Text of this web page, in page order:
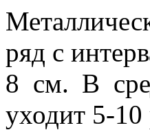
ряд с
8 см. В
уходит 5-10